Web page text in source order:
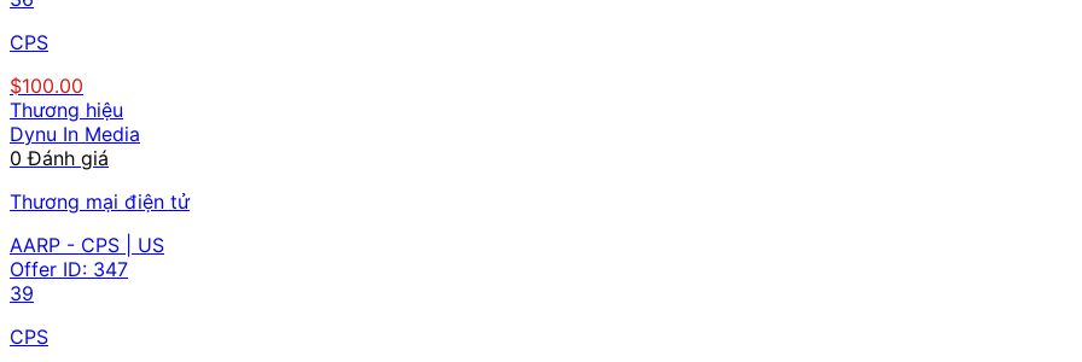
CPS
$100.00
Thương hiệu
Dynu In Media
0 Đánh giá
Thương mại điện tử
AARP - CPS | US
Offer ID: 347
39
CPS